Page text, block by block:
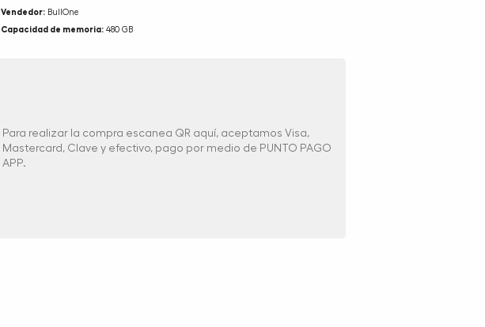
Vendedor:BullOne
Capacidad de memoria:480 GB
Para realizar la compra escanea QR aquí, aceptamos Visa,
Mastercard, Clave y efectivo, pago por medio de PUNTO PAGO
APP.